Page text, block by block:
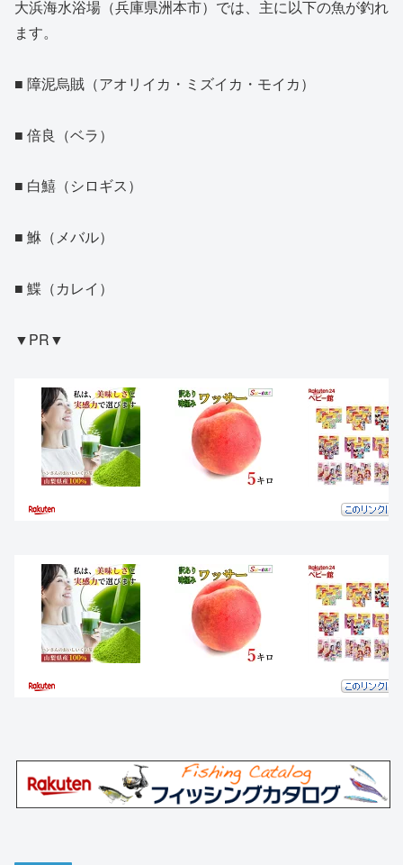
大浜海水浴場（兵庫県洲本市）では、主に以下の魚が釣れ
ます。
■ 障泥烏賊（アオリイカ・ミズイカ・モイカ）
■ 倍良（ベラ）
■ 白鱚（シロギス）
■ 鮴（メバル）
■ 鰈（カレイ）
▼PR▼